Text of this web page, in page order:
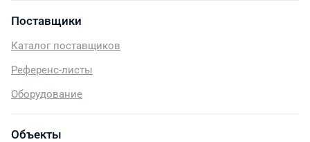
Поставщики
Каталог поставщиков
Референс-листы
Оборудование
Объекты